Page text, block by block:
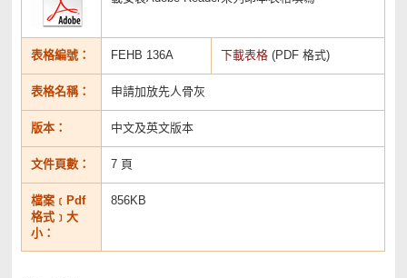
表格編號： FEHB 136A 下載表格 (PDF 格式)
表格名稱： 申請加放先人骨灰
版本： 中文及英文版本
文件頁數： 7 頁
檔案﹝Pdf
格式﹞大
小：
856KB